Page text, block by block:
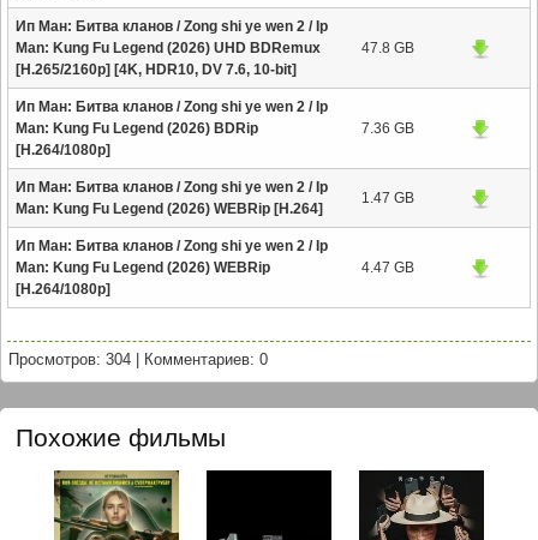
Ип Ман: Битва кланов / Zong shi ye wen 2 / Ip
Man: Kung Fu Legend (2026) UHD BDRemux
[H.265/2160p] [4K, HDR10, DV 7.6, 10-bit]
47.8 GB
Ип Ман: Битва кланов / Zong shi ye wen 2 / Ip
Man: Kung Fu Legend (2026) BDRip
[H.264/1080p]
7.36 GB
Ип Ман: Битва кланов / Zong shi ye wen 2 / Ip
Man: Kung Fu Legend (2026) WEBRip [H.264]
1.47 GB
Ип Ман: Битва кланов / Zong shi ye wen 2 / Ip
Man: Kung Fu Legend (2026) WEBRip
[H.264/1080p]
4.47 GB
Просмотров: 304 Комментариев: 0
Похожие фильмы